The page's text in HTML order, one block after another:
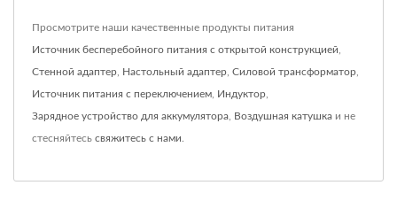
Просмотрите наши качественные продукты питания
Источник бесперебойного питания с открытой конструкцией
Стенной адаптер Настольный адаптер Силовой трансформатор
Источник питания с переключением Индуктор
Зарядное устройство для аккумулятора Воздушная катушка и не
стесняйтесь свяжитесь с нами